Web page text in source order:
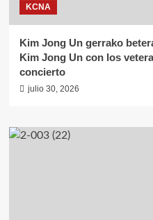
KCNA
Kim Jong Un gerrako
Kim Jong Un con los
concierto
julio 30, 2026